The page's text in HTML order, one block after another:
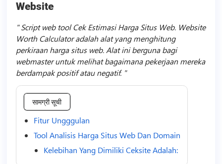
Website
Script web tool Cek Estimasi Harga Situs Web. Website
Worth Calculator adalah alat yang menghitung
perkiraan harga situs web. Alat ini berguna bagi
webmaster untuk melihat bagaimana pekerjaan mereka
berdampak positif atau negatif.
सामग्री सूची
Fitur Ungggulan
Tool Analisis Harga Situs Web Dan Domain
Kelebihan Yang Dimiliki Ceksite Adalah: